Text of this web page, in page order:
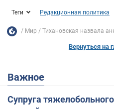
Теги Редакционная политика
Мир Тихановская назвала
Вернуться на
Важное
Супруга